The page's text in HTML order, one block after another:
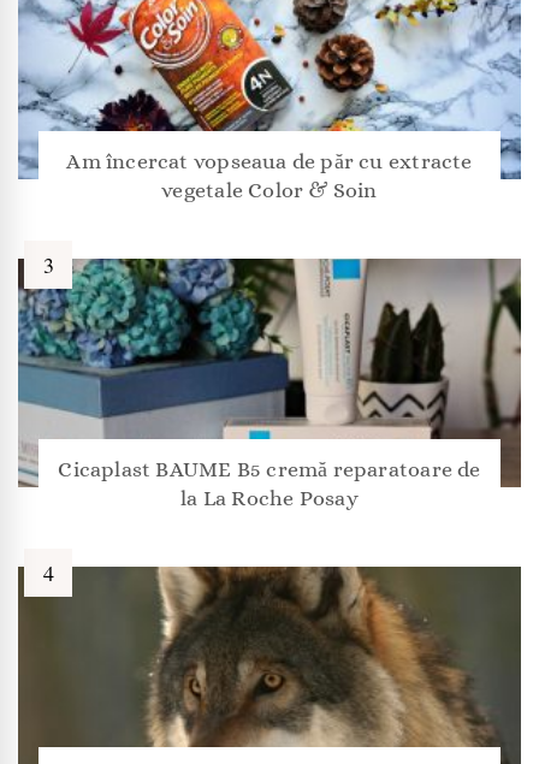
Am încercat vopseaua de păr cu extracte
vegetale Color & Soin
Cicaplast BAUME B5 cremă reparatoare de
la La Roche Posay